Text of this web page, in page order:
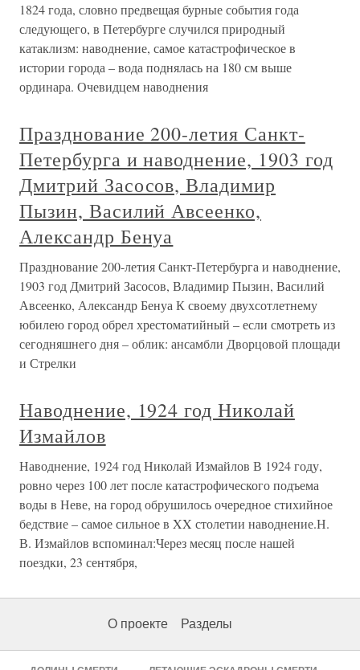
1824 года, словно предвещая бурные события года
следующего, в Петербурге случился природный
катаклизм: наводнение, самое катастрофическое в
истории города – вода поднялась на 180 см выше
ординара. Очевидцем наводнения
Празднование 200-летия Санкт-
Петербурга и наводнение, 1903 год
Дмитрий Засосов, Владимир
Пызин, Василий Авсеенко,
Александр Бенуа
Празднование 200-летия Санкт-Петербурга и наводнение,
1903 год Дмитрий Засосов, Владимир Пызин, Василий
Авсеенко, Александр Бенуа К своему двухсотлетнему
юбилею город обрел хрестоматийный – если смотреть из
сегодняшнего дня – облик: ансамбли Дворцовой площади
и Стрелки
Наводнение, 1924 год Николай
Измайлов
Наводнение, 1924 год Николай Измайлов В 1924 году,
ровно через 100 лет после катастрофического подъема
воды в Неве, на город обрушилось очередное стихийное
бедствие – самое сильное в XX столетии наводнение.Н.
В. Измайлов вспоминал:Через месяц после нашей
поездки, 23 сентября,
О проекте Разделы